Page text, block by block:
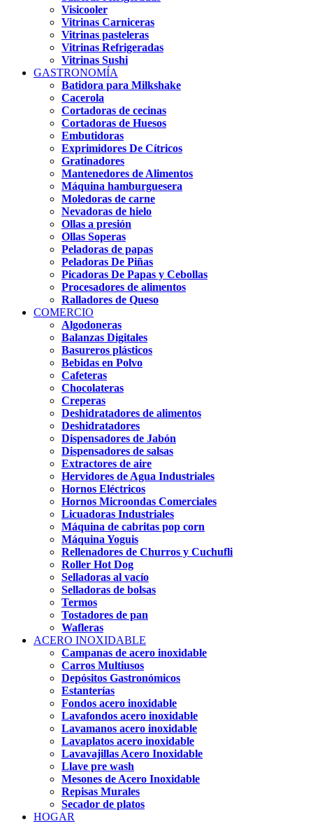
Visicooler
Vitrinas Carniceras
Vitrinas pasteleras
Vitrinas Refrigeradas
Vitrinas Sushi
GASTRONOMÍA
Batidora para Milkshake
Cacerola
Cortadoras de cecinas
Cortadoras de Huesos
Embutidoras
Exprimidores De Cítricos
Gratinadores
Mantenedores de Alimentos
Máquina hamburguesera
Moledoras de carne
Nevadoras de hielo
Ollas a presión
Ollas Soperas
Peladoras de papas
Peladoras De Piñas
Picadoras De Papas y Cebollas
Procesadores de alimentos
Ralladores de Queso
COMERCIO
Algodoneras
Balanzas Digitales
Basureros plásticos
Bebidas en Polvo
Cafeteras
Chocolateras
Creperas
Deshidratadores de alimentos
Deshidratadores
Dispensadores de Jabón
Dispensadores de salsas
Extractores de aire
Hervidores de Agua Industriales
Hornos Eléctricos
Hornos Microondas Comerciales
Licuadoras Industriales
Máquina de cabritas pop corn
Máquina Yoguis
Rellenadores de Churros y Cuchufli
Roller Hot Dog
Selladoras al vacío
Selladoras de bolsas
Termos
Tostadores de pan
Wafleras
ACERO INOXIDABLE
Campanas de acero inoxidable
Carros Multiusos
Depósitos Gastronómicos
Estanterías
Fondos acero inoxidable
Lavafondos acero inoxidable
Lavamanos acero inoxidable
Lavaplatos acero inoxidable
Lavavajillas Acero Inoxidable
Llave pre wash
Mesones de Acero Inoxidable
Repisas Murales
Secador de platos
HOGAR